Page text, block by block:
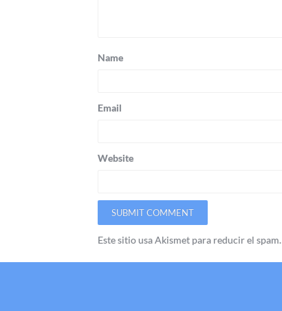
Name
Email
Website
Este sitio usa Akismet para reducir el spam.